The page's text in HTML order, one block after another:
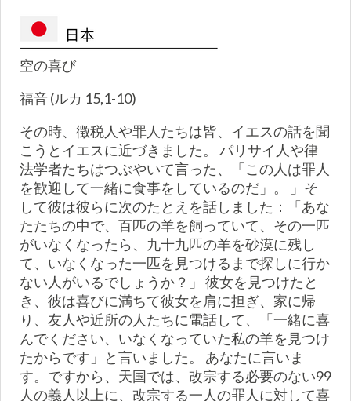
空の喜び
福音 (ルカ 15,1-10)
その時、徴税人や罪人たちは皆、イエスの話を聞
こうとイエスに近づきました。 パリサイ人や律
法学者たちはつぶやいて言った、「この人は罪人
を歓迎して一緒に食事をしているのだ」。 」そ
して彼は彼らに次のたとえを話しました：「あな
たたちの中で、百匹の羊を飼っていて、その一匹
がいなくなったら、九十九匹の羊を砂漠に残し
て、いなくなった一匹を見つけるまで探しに行か
ない人がいるでしょうか？」 彼女を見つけたと
き、彼は喜びに満ちて彼女を肩に担ぎ、家に帰
り、友人や近所の人たちに電話して、「一緒に喜
んでください、いなくなっていた私の羊を見つけ
たからです」と言いました。 あなたに言いま
す。ですから、天国では、改宗する必要のない99
人の義人以上に、改宗する一人の罪人に対して喜